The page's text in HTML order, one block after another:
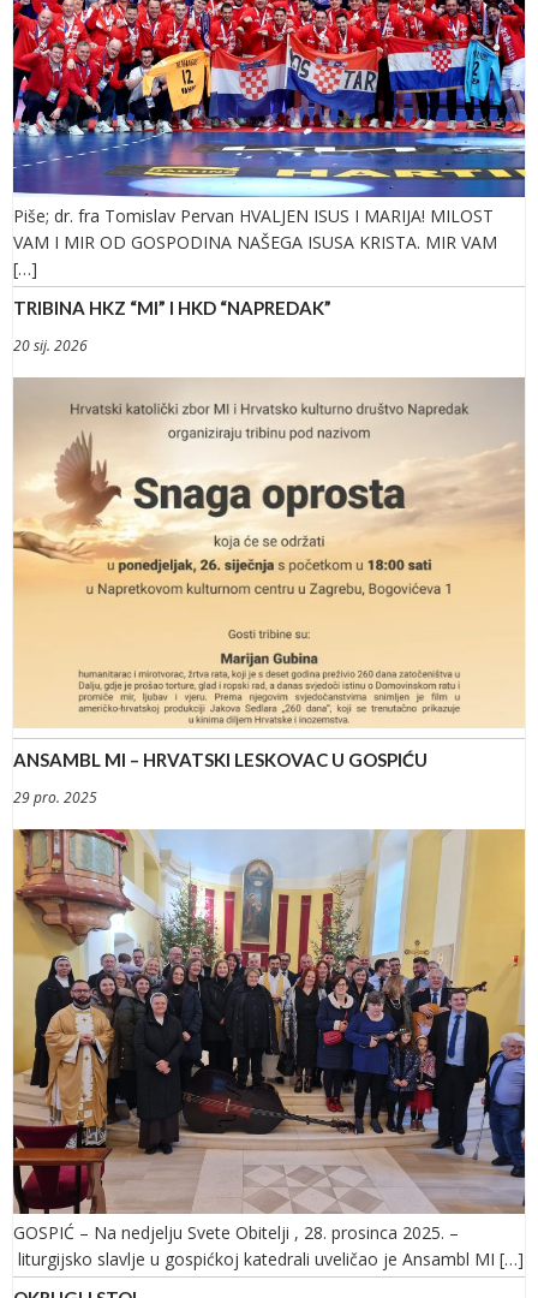
Piše; dr. fra Tomislav Pervan HVALJEN ISUS I MARIJA! MILOST
VAM I MIR OD GOSPODINA NAŠEGA ISUSA KRISTA. MIR VAM
[…]
TRIBINA HKZ “MI” I HKD “NAPREDAK”
20 sij. 2026
ANSAMBL MI – HRVATSKI LESKOVAC U GOSPIĆU
29 pro. 2025
GOSPIĆ – Na nedjelju Svete Obitelji , 28. prosinca 2025. –
liturgijsko slavlje u gospićkoj katedrali uveličao je Ansambl MI […]